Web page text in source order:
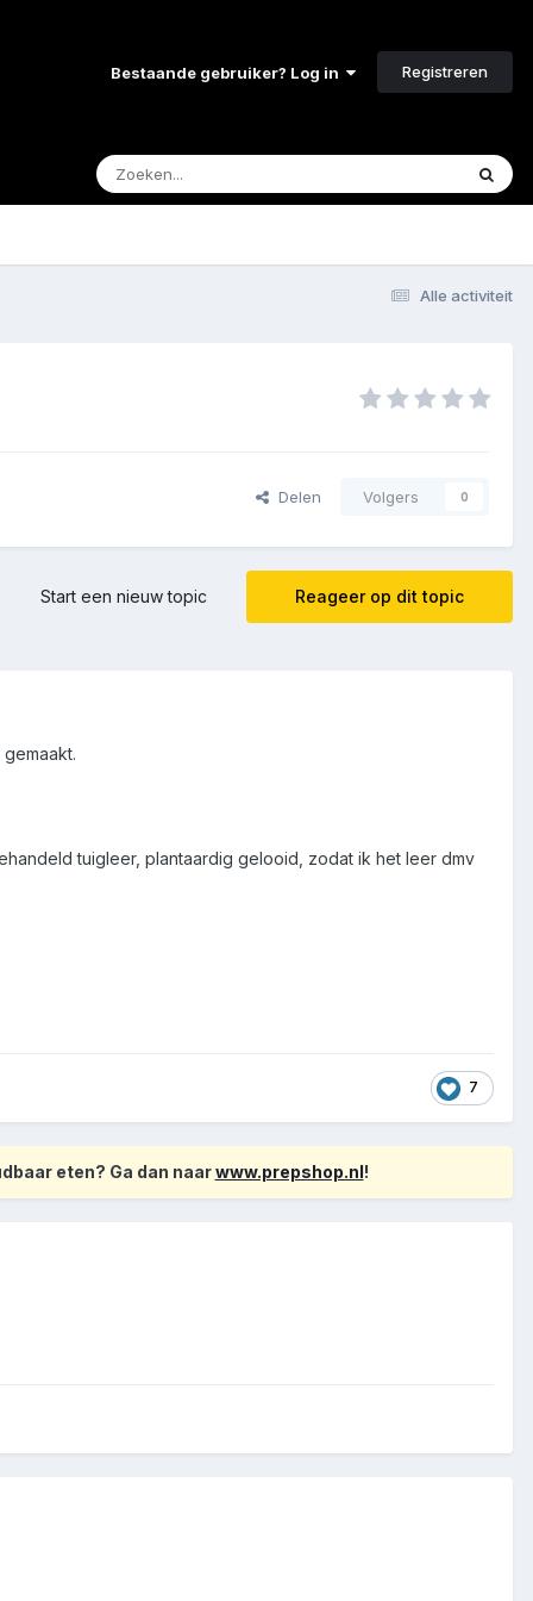
Bestaande gebruiker? Log in Registreren
Alle activiteit
Delen Volgers 0
Reageer op dit topic
Start een nieuw topic
tuigleer, plantaardig gelooid, zodat ik het leer dmv
7
eten? Ga dan naarwww.prepshop.nl!